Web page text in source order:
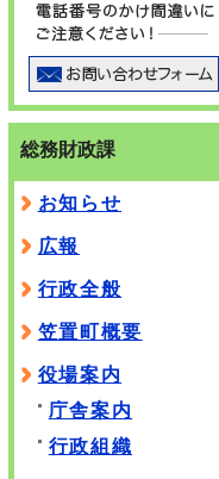
総務財政課
お知らせ
広報
行政全般
笠置町概要
役場案内
庁舎案内
行政組織